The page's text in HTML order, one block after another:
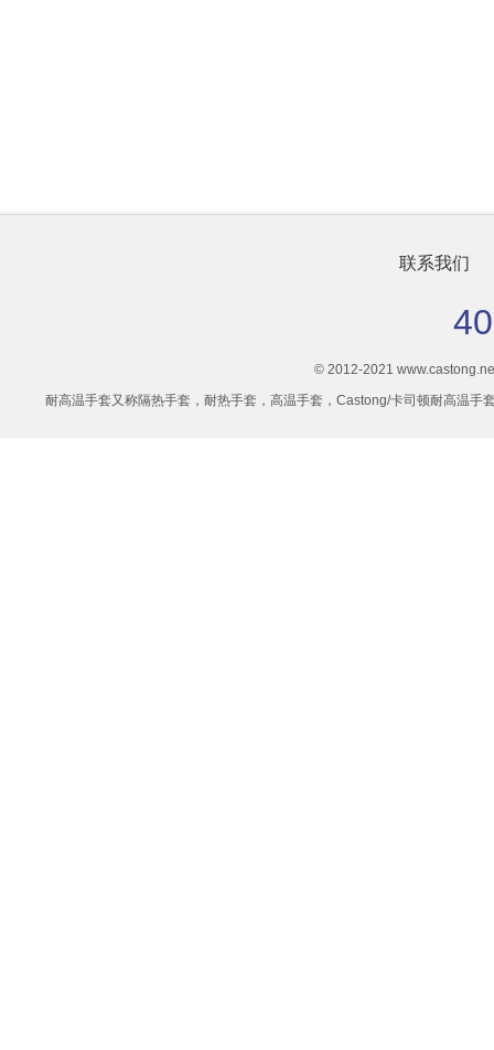
联系我们
© 2012-2021
耐高温手套又称隔热手套，耐热手套，高温手套，Castong/卡司顿耐高温